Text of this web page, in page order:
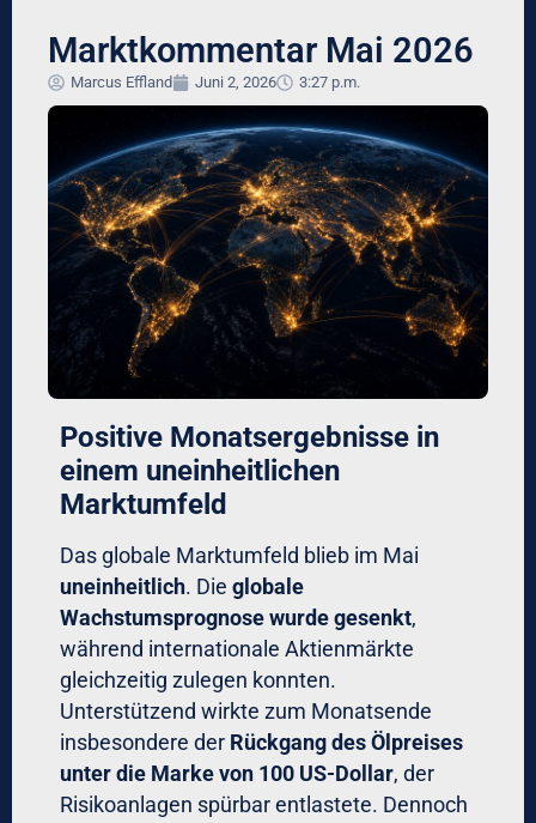
Marktkommentar Mai 2026
Marcus Effland Juni 2, 2026 3:27 p.m.
Positive Monatsergebnisse in
einem uneinheitlichen
Marktumfeld
Das globale Marktumfeld blieb im Mai
uneinheitlich. Die globale
Wachstumsprognose wurde gesenkt,
während internationale Aktienmärkte
gleichzeitig zulegen konnten.
Unterstützend wirkte zum Monatsende
insbesondere der Rückgang des Ölpreises
unter die Marke von 100 US-Dollar, der
Risikoanlagen spürbar entlastete. Dennoch